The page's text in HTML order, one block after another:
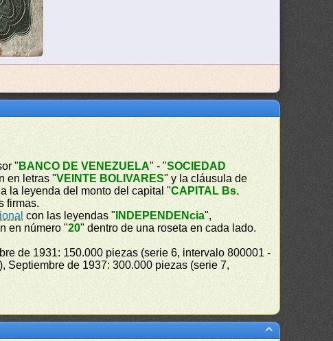
" BANCO DE VENEZUELA" - "SOCIEDAD
en letras "VEINTE BOLIVARES" y la cláusula de
la leyenda del monto del capital "CAPITAL Bs.
firmas.
con las leyendas " INDEPENDENcia",
en número "20" dentro de una roseta en cada lado.
de 1931: 150.000 piezas (serie 6, intervalo 800001 -
Septiembre de 1937: 300.000 piezas (serie 7,